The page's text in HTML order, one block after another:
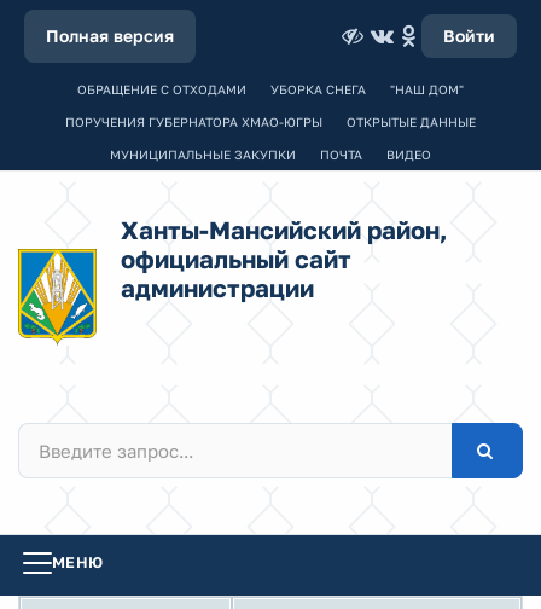
Полная версия Войти
ОБРАЩЕНИЕ С ОТХОДАМИ УБОРКА СНЕГА "НАШ ДОМ"
ПОРУЧЕНИЯ ГУБЕРНАТОРА ХМАО-ЮГРЫ ОТКРЫТЫЕ ДАННЫЕ
МУНИЦИПАЛЬНЫЕ ЗАКУПКИ ПОЧТА ВИДЕО
Ханты-Мансийский район,
официальный сайт
администрации
МЕНЮ